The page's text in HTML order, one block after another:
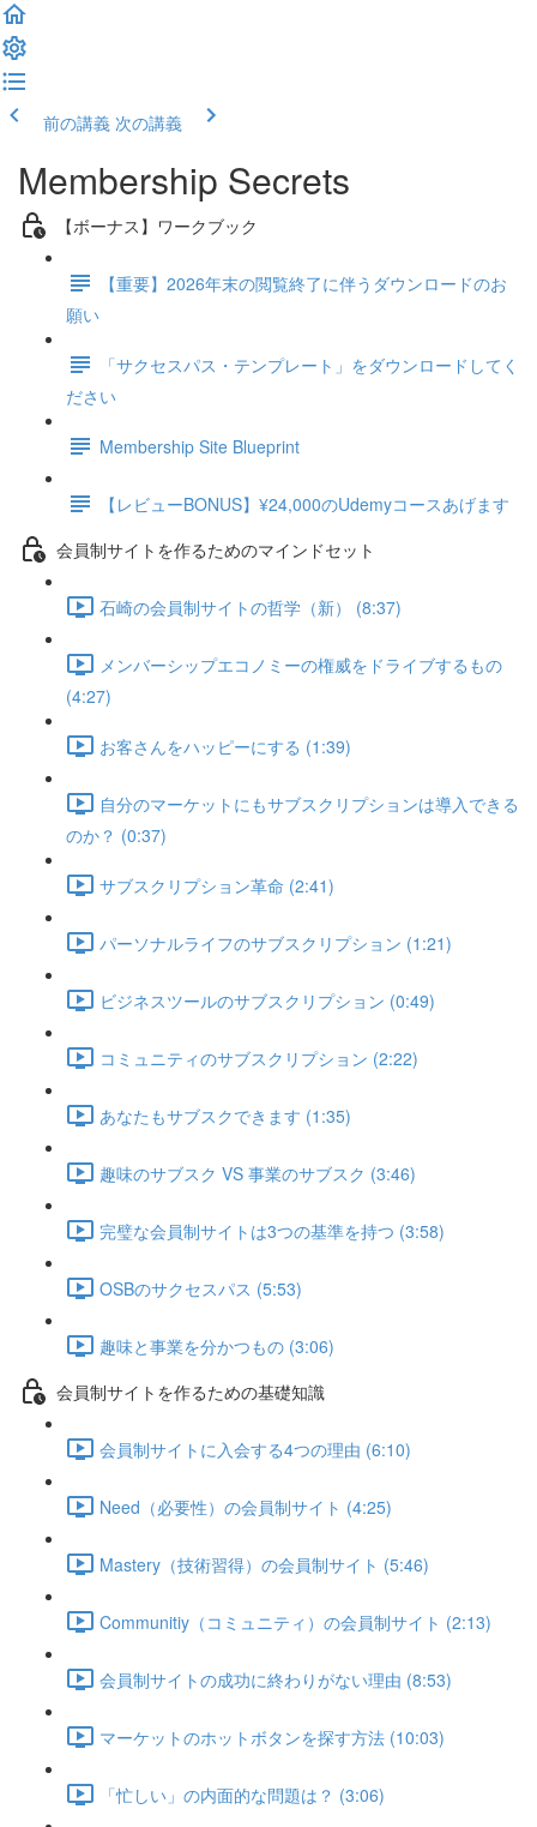
前の講義 次の講義
Membership Secrets
【ボーナス】ワークブック
【重要】2026年末の閲覧終了に伴うダウンロードのお
願い
「サクセスパス・テンプレート」をダウンロードしてく
ださい
Membership Site Blueprint
【レビューBONUS】¥24,000のUdemyコースあげます
会員制サイトを作るためのマインドセット
石崎の会員制サイトの哲学（新） (8:37)
メンバーシップエコノミーの権威をドライブするもの
(4:27)
お客さんをハッピーにする (1:39)
自分のマーケットにもサブスクリプションは導入できる
のか？ (0:37)
サブスクリプション革命 (2:41)
パーソナルライフのサブスクリプション (1:21)
ビジネスツールのサブスクリプション (0:49)
コミュニティのサブスクリプション (2:22)
あなたもサブスクできます (1:35)
趣味のサブスク VS 事業のサブスク (3:46)
完璧な会員制サイトは3つの基準を持つ (3:58)
OSBのサクセスパス (5:53)
趣味と事業を分かつもの (3:06)
会員制サイトを作るための基礎知識
会員制サイトに入会する4つの理由 (6:10)
Need（必要性）の会員制サイト (4:25)
Mastery（技術習得）の会員制サイト (5:46)
Communitiy（コミュニティ）の会員制サイト (2:13)
会員制サイトの成功に終わりがない理由 (8:53)
マーケットのホットボタンを探す方法 (10:03)
「忙しい」の内面的な問題は？ (3:06)